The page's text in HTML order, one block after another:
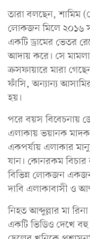
তারা বলছেন, শামিম
লোকজন মিলে ২০১৬
একটি ড্রামের ভেতর
আদায় করে। সে
ক্রসফায়ারে মারা
ফাঁসি, অন্যান্য
হয়।
পরে বয়স বিবেচনায়
এলাকায় ভয়ানক মাদক
একপর্যায় এলাকার
যান। কোনরকম
বিভিন্ন লোকজন
দাবি এলাকাবাসী ও
নিহত আব্দুল্লার মা
একটি ভিডিও দেখে